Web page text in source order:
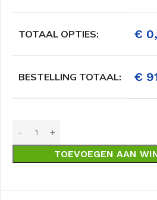
TOTAAL OPTIES: €
BESTELLING TOTAAL: €
TOEVOEGEN AAN